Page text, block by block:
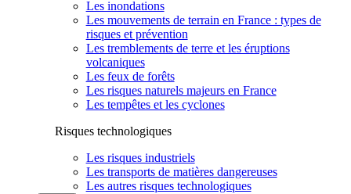
Les inondations
Les mouvements de terrain en France : types de
risques et prévention
Les tremblements de terre et les éruptions
volcaniques
Les feux de forêts
Les risques naturels majeurs en France
Les tempêtes et les cyclones
Risques technologiques
Les risques industriels
Les transports de matières dangereuses
Les autres risques technologiques